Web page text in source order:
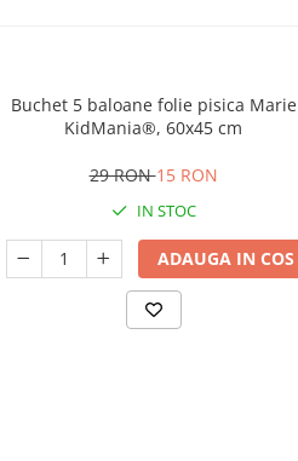
Buchet 5 baloane folie pisica Marie
KidMania®, 60x45 cm
29 RON15 RON
IN STOC
ADAUGA IN COS